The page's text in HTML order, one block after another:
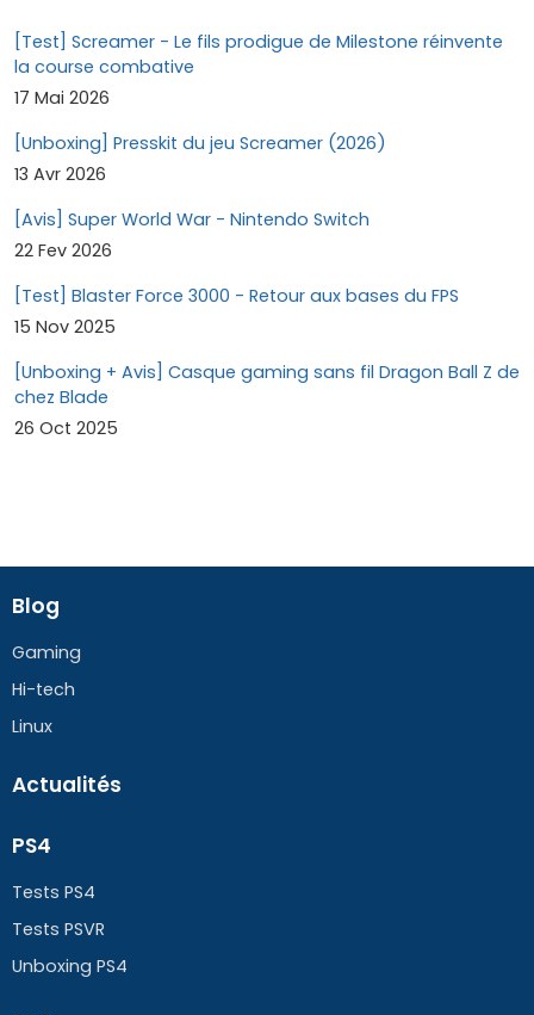
[Test] Screamer - Le fils prodigue de Milestone réinvente
la course combative
17 Mai 2026
[Unboxing] Presskit du jeu Screamer (2026)
13 Avr 2026
[Avis] Super World War - Nintendo Switch
22 Fev 2026
[Test] Blaster Force 3000 - Retour aux bases du FPS
15 Nov 2025
[Unboxing + Avis] Casque gaming sans fil Dragon Ball Z de
chez Blade
26 Oct 2025
Blog
Gaming
Hi-tech
Linux
Actualités
PS4
Tests PS4
Tests PSVR
Unboxing PS4